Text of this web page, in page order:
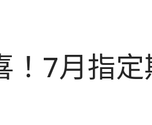
！7月指